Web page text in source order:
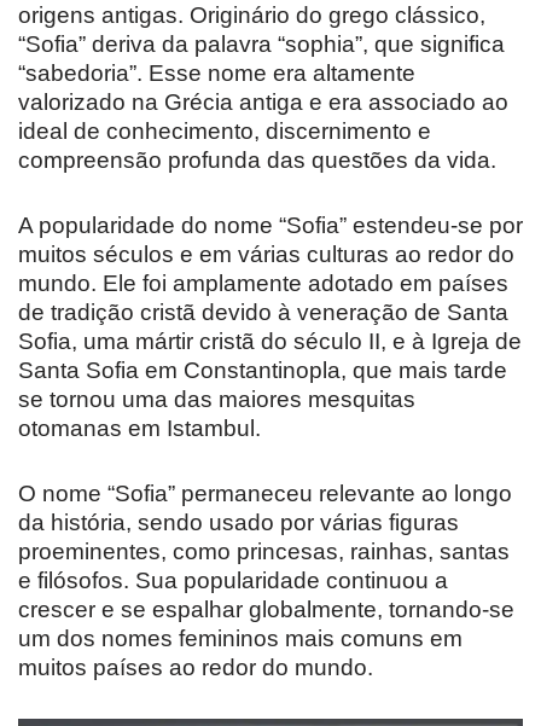
origens antigas. Originário do grego clássico,
“Sofia” deriva da palavra “sophia”, que significa
“sabedoria”. Esse nome era altamente
valorizado na Grécia antiga e era associado ao
ideal de conhecimento, discernimento e
compreensão profunda das questões da vida.
A popularidade do nome “Sofia” estendeu-se por
muitos séculos e em várias culturas ao redor do
mundo. Ele foi amplamente adotado em países
de tradição cristã devido à veneração de Santa
Sofia, uma mártir cristã do século II, e à Igreja de
Santa Sofia em Constantinopla, que mais tarde
se tornou uma das maiores mesquitas
otomanas em Istambul.
O nome “Sofia” permaneceu relevante ao longo
da história, sendo usado por várias figuras
proeminentes, como princesas, rainhas, santas
e filósofos. Sua popularidade continuou a
crescer e se espalhar globalmente, tornando-se
um dos nomes femininos mais comuns em
muitos países ao redor do mundo.